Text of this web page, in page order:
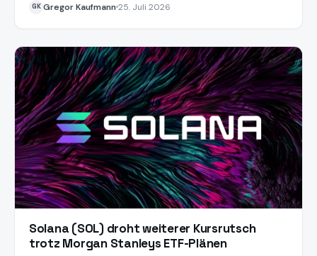
GK Gregor Kaufmann25. Juli 2026
Solana (SOL) droht weiterer Kursrutsch
trotz Morgan Stanleys ETF-Plänen